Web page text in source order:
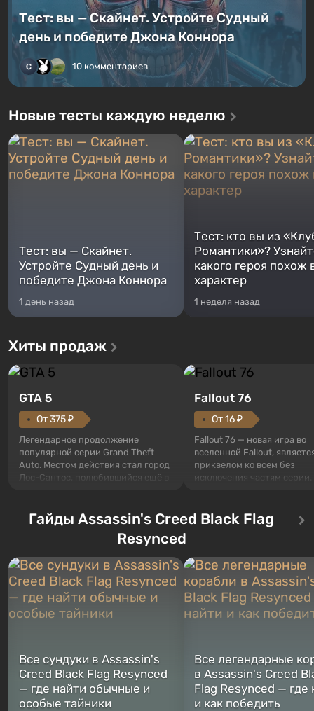
Тест: вы — Скайнет. Устройте Судный
день и победите Джона Коннора
10 комментариев
Новые тесты каждую неделю
Тест: вы — Скайнет.
Устройте Судный день и
победите Джона Коннора
1 день назад
Тест: кто вы из
Романтики»?
какого героя похож
характер
1 неделя назад
Хиты продаж
GTA 5
От 375 ₽
Легендарное продолжение
популярной серии Grand Theft
Auto. Местом действия стал город
Лос-Сантос, полюбившийся ещё в
сразу трех персонажей: Майкла,
Тревора и Франклина, между
Жанр и...
Fallout 76
От 16 ₽
Fallout 76 — новая игра во
вселенной Fallout,
приквелом ко всем без
исключения частям серии.
Оно же, по задумке
Vault-Tec, должно
Место действия Fallout...
Гайды Assassin's Creed Black Flag
Resynced
Все сундуки в Assassin's
Creed Black Flag Resynced
— где найти обычные и
особые тайники
Все легендарные
в Assassin's Creed
Flag Resynced — где
и как победить